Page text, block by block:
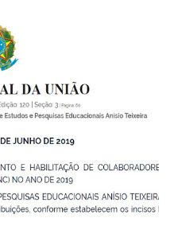
– EMEIs - Escolas
que atendem crianças de 4
- Centro Municipal de
de zero a 5 anos e 11